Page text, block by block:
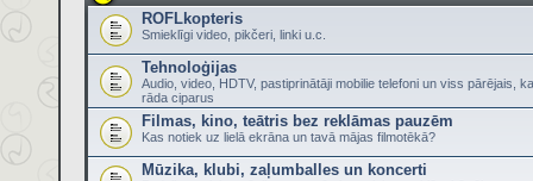
ROFLkopteris
Smieklīgi video, pikčeri, linki u.c.
Tehnoloģijas
Audio, video, HDTV, pastiprinātāji mobilie telefoni un viss pārējais,
rāda ciparus
Filmas, kino, teātris bez reklāmas pauzēm
Kas notiek uz lielā ekrāna un tavā mājas filmotēkā?
Mūzika, klubi, zaļumballes un koncerti